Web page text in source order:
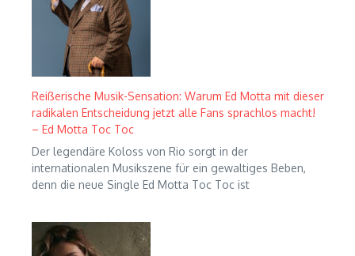
Reißerische Musik-Sensation: Warum Ed Motta mit dieser
radikalen Entscheidung jetzt alle Fans sprachlos macht!
– Ed Motta Toc Toc
Der legendäre Koloss von Rio sorgt in der
internationalen Musikszene für ein gewaltiges Beben,
denn die neue Single Ed Motta Toc Toc ist